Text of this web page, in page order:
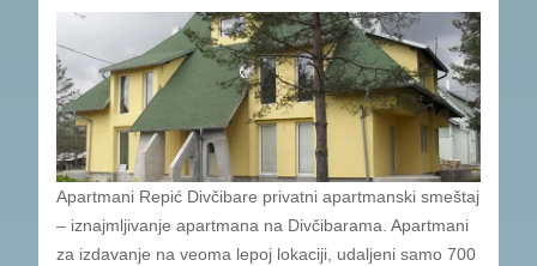
Apartmani Repić Divčibare privatni apartmanski smeštaj
– iznajmljivanje apartmana na Divčibarama. Apartmani
za izdavanje na veoma lepoj lokaciji, udaljeni samo 700